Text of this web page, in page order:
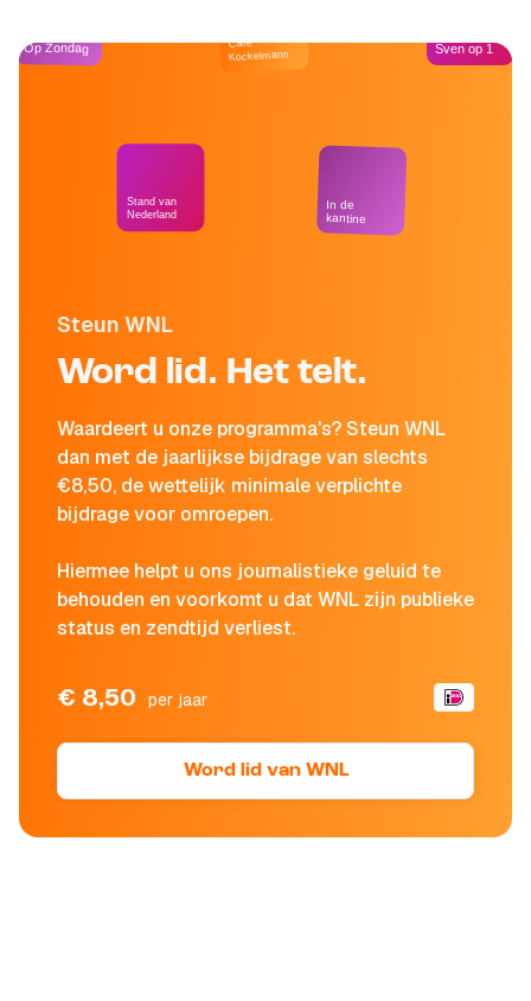
Steun WNL
Word lid. Het telt.
Waardeert u onze programma's? Steun WNL
dan met de jaarlijkse bijdrage van slechts
€8,50, de wettelijk minimale verplichte
bijdrage voor omroepen.
Hiermee helpt u ons journalistieke geluid te
behouden en voorkomt u dat WNL zijn publieke
status en zendtijd verliest.
€ 8,50 per jaar
Word lid van WNL
Op Zondag
Stand van
Nederland
Café
Kockelmann
In de
kantine
Sven op 1